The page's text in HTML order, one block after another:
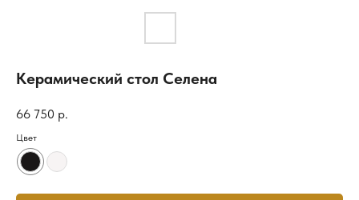
Керамический стол Селена
66 750 р.
Цвет